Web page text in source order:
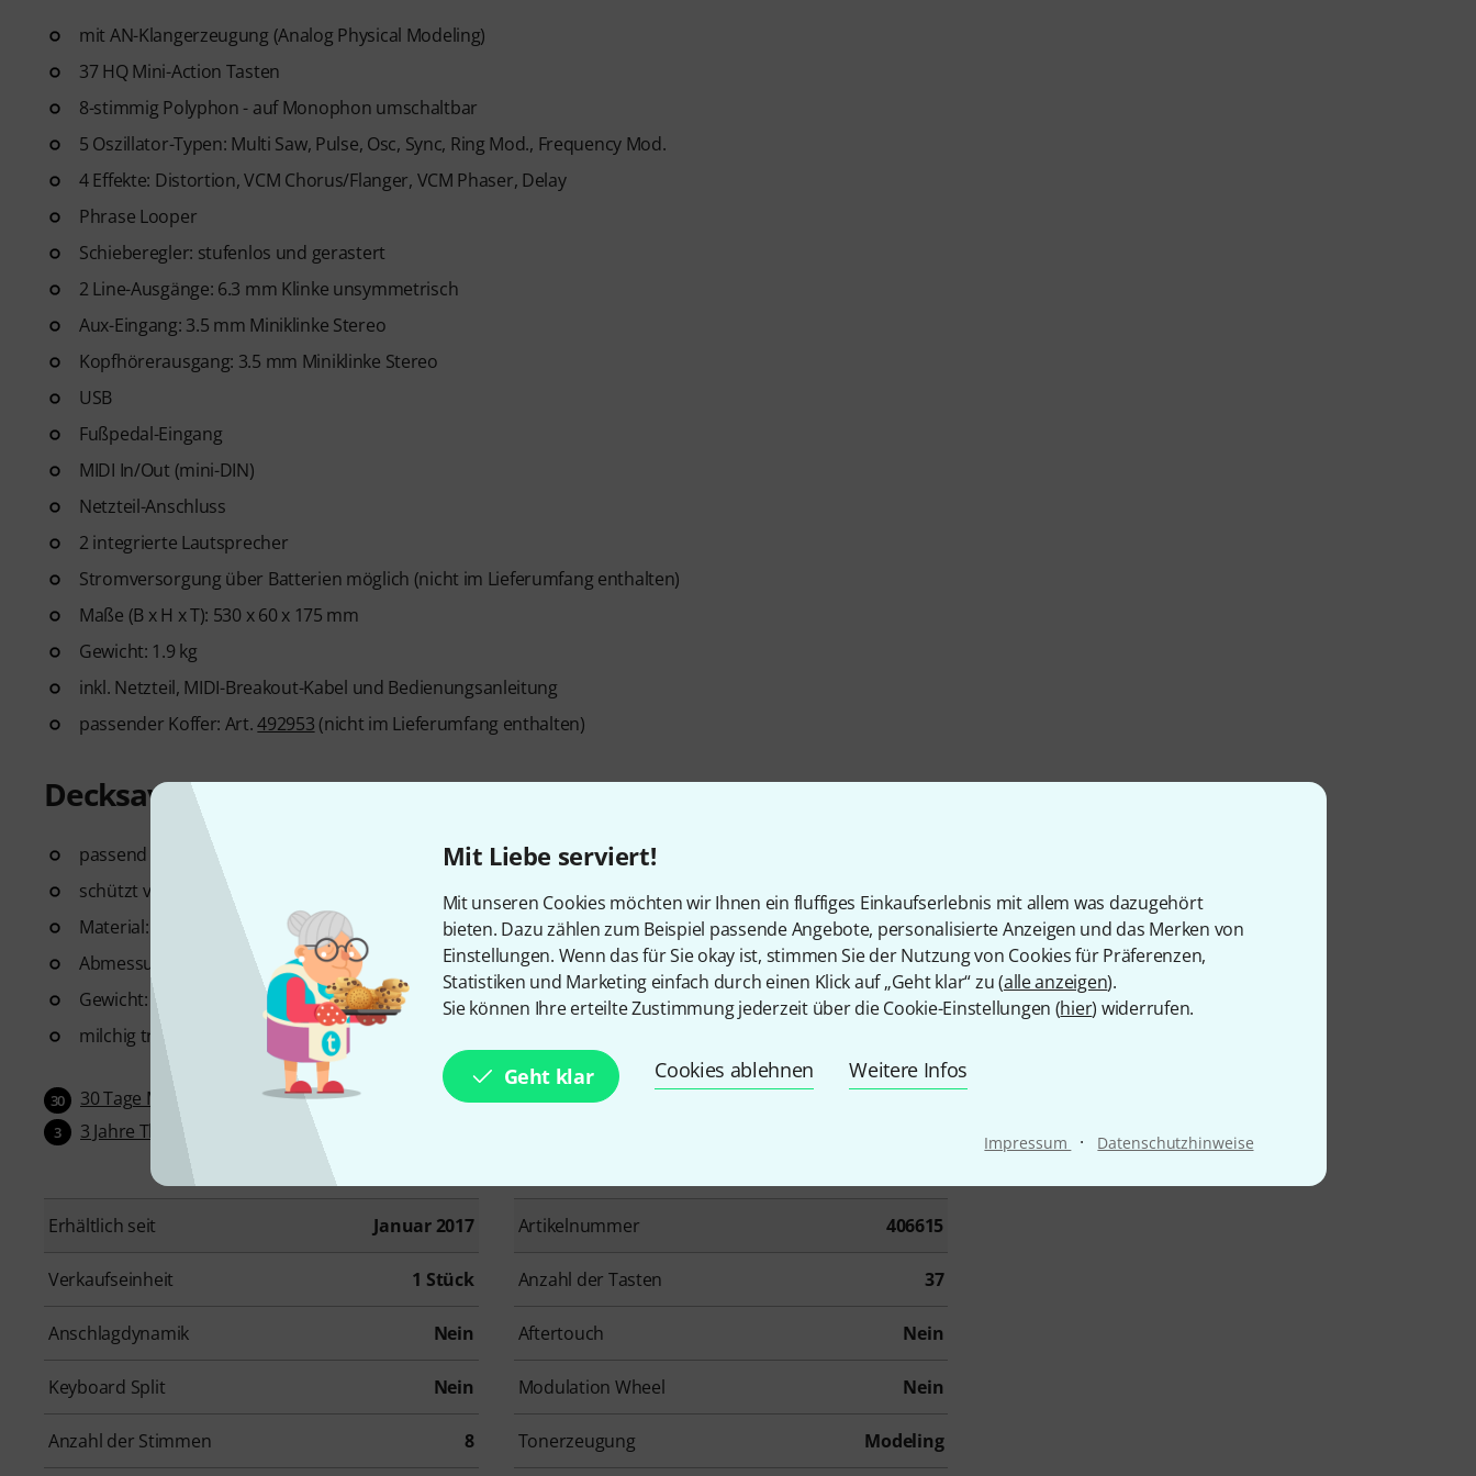
Mit Liebe serviert!
Mit unseren Cookies möchten wir Ihnen ein fluffiges Einkaufserlebnis mit allem was dazugehört
bieten. Dazu zählen zum Beispiel passende Angebote, personalisierte Anzeigen und das Merken von
Einstellungen. Wenn das für Sie okay ist, stimmen Sie der Nutzung von Cookies für Präferenzen,
Statistiken und Marketing einfach durch einen Klick auf „Geht klar“ zu (alle anzeigen).
Sie können Ihre erteilte Zustimmung jederzeit über die Cookie-Einstellungen (hier) widerrufen.
Geht klar Cookies ablehnen Weitere Infos
Impressum · Datenschutzhinweise
mit AN-Klangerzeugung (Analog Physical Modeling)
37 HQ Mini-Action Tasten
8-stimmig Polyphon - auf Monophon umschaltbar
5 Oszillator-Typen: Multi Saw, Pulse, Osc, Sync, Ring Mod., Frequency Mod.
4 Effekte: Distortion, VCM Chorus/Flanger, VCM Phaser, Delay
Phrase Looper
Schieberegler: stufenlos und gerastert
2 Line-Ausgänge: 6.3 mm Klinke unsymmetrisch
Aux-Eingang: 3.5 mm Miniklinke Stereo
Kopfhörerausgang: 3.5 mm Miniklinke Stereo
USB
Fußpedal-Eingang
MIDI In/Out (mini-DIN)
Netzteil-Anschluss
2 integrierte Lautsprecher
Stromversorgung über Batterien möglich (nicht im Lieferumfang enthalten)
Maße (B x H x T): 530 x 60 x 175 mm
Gewicht: 1.9 kg
inkl. Netzteil, MIDI-Breakout-Kabel und Bedienungsanleitung
passender Koffer: Art.492953 (nicht im Lieferumfang enthalten)
Decksaver Yamaha Reface Staubschutzabdeckung
passend für Yamaha Reface (CS, DX, CP, YC)
schützt vor Staub, Schmutz, Flüssigkeiten und Schlägen beim Transport
Material: Polycarbonat
Abmessungen (L x B x H): 53,5 x 17,7 x 2,9 cm
Gewicht: 0,35 kg
milchig transparente Oberfläche
30 30 Tage Money-Back-Garantie
3 3 Jahre Thomann Garantie
Erhältlich seit Januar 2017 Artikelnummer 406615
Verkaufseinheit 1 Stück Anzahl der Tasten 37
Anschlagdynamik Nein Aftertouch Nein
Keyboard Split Nein Modulation Wheel Nein
Anzahl der Stimmen 8 Tonerzeugung Modeling